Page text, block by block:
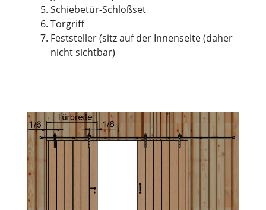
Schiebetür-Schloßset
Torgriff
Feststeller (sitz auf der Innenseite (daher
nicht sichtbar)